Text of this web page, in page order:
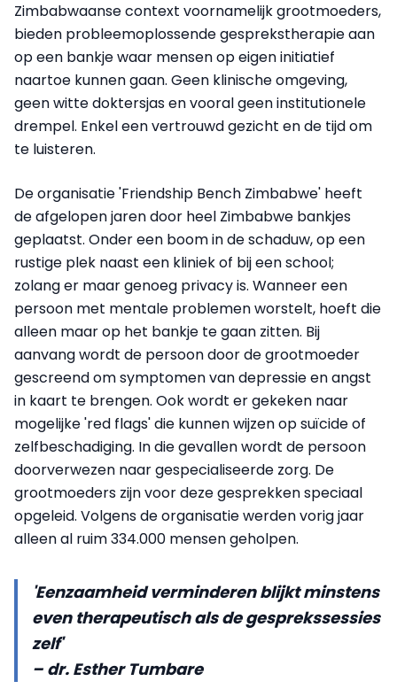
Zimbabwaanse context voornamelijk grootmoeders,
bieden probleemoplossende gesprekstherapie aan
op een bankje waar mensen op eigen initiatief
naartoe kunnen gaan. Geen klinische omgeving,
geen witte doktersjas en vooral geen institutionele
drempel. Enkel een vertrouwd gezicht en de tijd om
te luisteren.
De organisatie 'Friendship Bench Zimbabwe' heeft
de afgelopen jaren door heel Zimbabwe bankjes
geplaatst. Onder een boom in de schaduw, op een
rustige plek naast een kliniek of bij een school;
zolang er maar genoeg privacy is. Wanneer een
persoon met mentale problemen worstelt, hoeft die
alleen maar op het bankje te gaan zitten. Bij
aanvang wordt de persoon door de grootmoeder
gescreend om symptomen van depressie en angst
in kaart te brengen. Ook wordt er gekeken naar
mogelijke 'red flags' die kunnen wijzen op suïcide of
zelfbeschadiging. In die gevallen wordt de persoon
doorverwezen naar gespecialiseerde zorg. De
grootmoeders zijn voor deze gesprekken speciaal
opgeleid. Volgens de organisatie werden vorig jaar
alleen al ruim 334.000 mensen geholpen.
'Eenzaamheid verminderen blijkt minstens
even therapeutisch als de gesprekssessies
zelf'
– dr. Esther Tumbare